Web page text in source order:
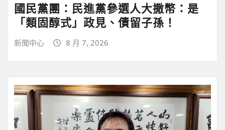
國民黨團：民進黨參選人大撒幣：是
「類固醇式」政見、債留子孫！
新聞中心 8 月 7, 2026